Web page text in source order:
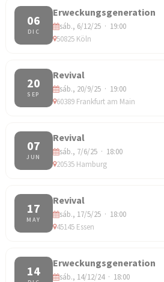
06
DIC
Erweckungsgeneration
sáb., 6/12/25 · 19:00
50825 Köln
20
SEP
Revival
sáb., 20/9/25 · 19:00
60389 Frankfurt am Main
07
JUN
Revival
sáb., 7/6/25 · 18:00
20535 Hamburg
17
MAY
Revival
sáb., 17/5/25 · 18:00
45145 Essen
14
Erweckungsgeneration
sáb., 14/12/24 · 18:00